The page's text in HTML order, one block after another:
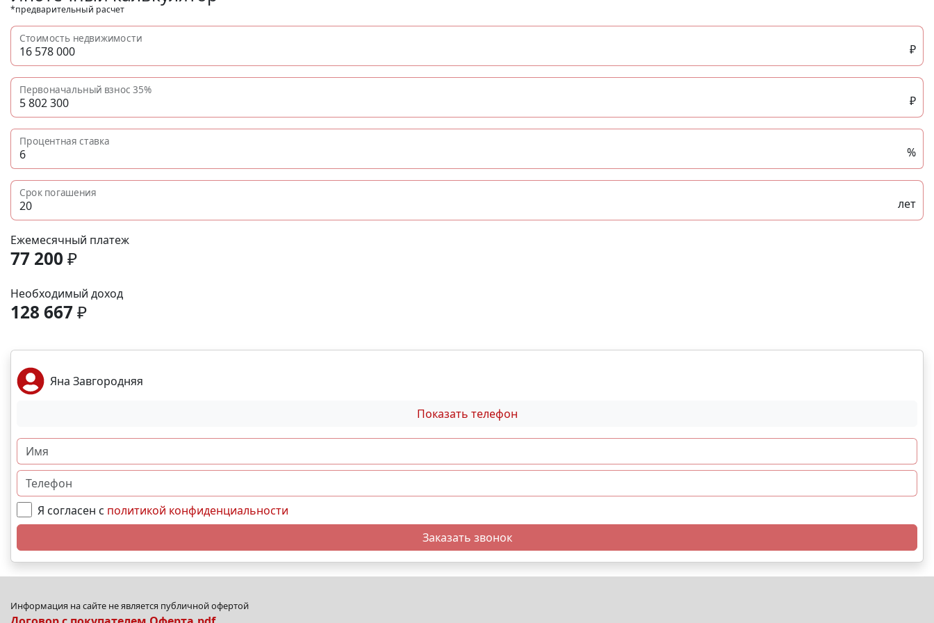
*предварительный расчет
Стоимость недвижимости
₽
Первоначальный взнос35%
₽
Процентная ставка
%
Срок погашения
лет
Ежемесячный платеж
77 200 ₽
Необходимый доход
128 667₽
Яна Завгородняя
Показать телефон
Я согласен с политикой конфиденциальности
Заказать звонок
Информация на сайте не является публичной офертой